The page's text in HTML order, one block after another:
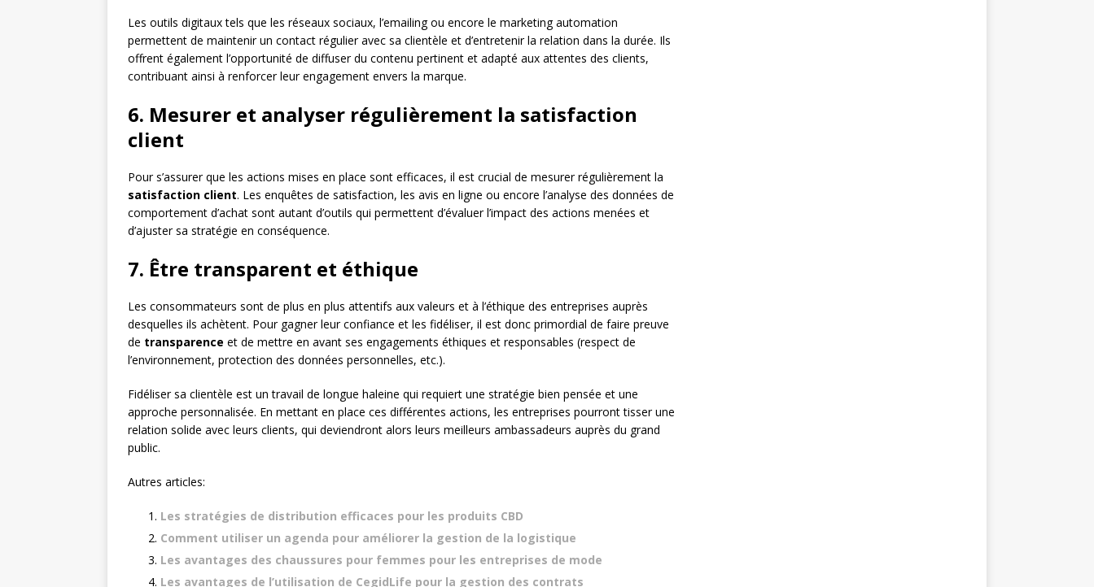
Les outils digitaux tels que les réseaux sociaux, l’emailing ou encore le marketing automation
permettent de maintenir un contact régulier avec sa clientèle et d’entretenir la relation dans la durée. Ils
offrent également l’opportunité de diffuser du contenu pertinent et adapté aux attentes des clients,
contribuant ainsi à renforcer leur engagement envers la marque.
6. Mesurer et analyser régulièrement la satisfaction
client
Pour s’assurer que les actions mises en place sont efficaces, il est crucial de mesurer régulièrement la
satisfaction client. Les enquêtes de satisfaction, les avis en ligne ou encore l’analyse des données de
comportement d’achat sont autant d’outils qui permettent d’évaluer l’impact des actions menées et
d’ajuster sa stratégie en conséquence.
7. Être transparent et éthique
Les consommateurs sont de plus en plus attentifs aux valeurs et à l’éthique des entreprises auprès
desquelles ils achètent. Pour gagner leur confiance et les fidéliser, il est donc primordial de faire preuve
de transparence et de mettre en avant ses engagements éthiques et responsables (respect de
l’environnement, protection des données personnelles, etc.).
Fidéliser sa clientèle est un travail de longue haleine qui requiert une stratégie bien pensée et une
approche personnalisée. En mettant en place ces différentes actions, les entreprises pourront tisser une
relation solide avec leurs clients, qui deviendront alors leurs meilleurs ambassadeurs auprès du grand
public.
Autres articles:
Les stratégies de distribution efficaces pour les produits CBD
Comment utiliser un agenda pour améliorer la gestion de la logistique
Les avantages des chaussures pour femmes pour les entreprises de mode
Les avantages de l’utilisation de CegidLife pour la gestion des contrats